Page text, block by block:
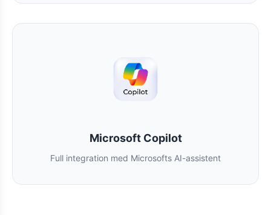
Microsoft Copilot
Full integration med Microsofts AI-assistent